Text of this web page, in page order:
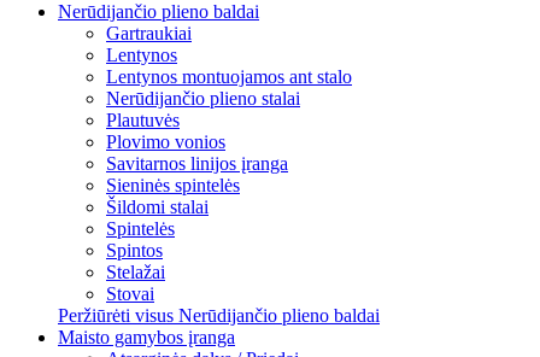
Nerūdijančio plieno baldai
Gartraukiai
Lentynos
Lentynos montuojamos ant stalo
Nerūdijančio plieno stalai
Plautuvės
Plovimo vonios
Savitarnos linijos įranga
Sieninės spintelės
Šildomi stalai
Spintelės
Spintos
Stelažai
Stovai
Peržiūrėti visus Nerūdijančio plieno baldai
Maisto gamybos įranga